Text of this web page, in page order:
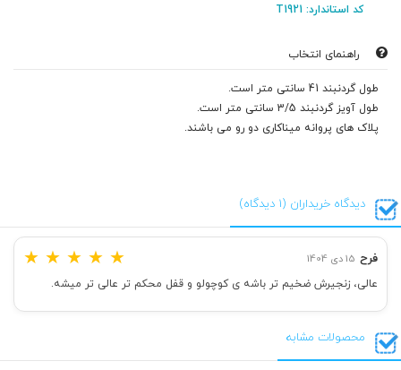
کد استاندارد: T1921
راهنمای انتخاب
طول گردنبند 41 سانتی متر است.
طول آویز گردنبند 3/5 سانتی متر است.
پلاک های پروانه میناکاری دو رو می باشند.
دیدگاه خریداران (1 دیدگاه)
فرح 15 دی 1404 ★ ★ ★ ★ ★
عالی، زنجیرش ضخیم تر باشه ی کوچولو و قفل محکم تر عالی تر میشه.
محصولات مشابه